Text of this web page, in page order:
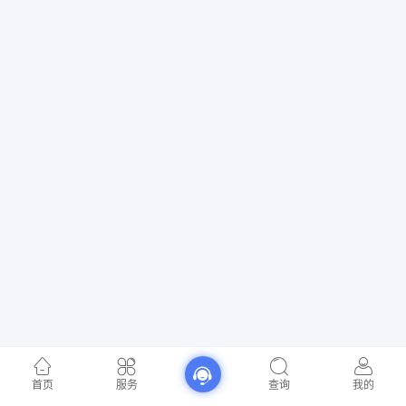
首页 服务 查询 我的